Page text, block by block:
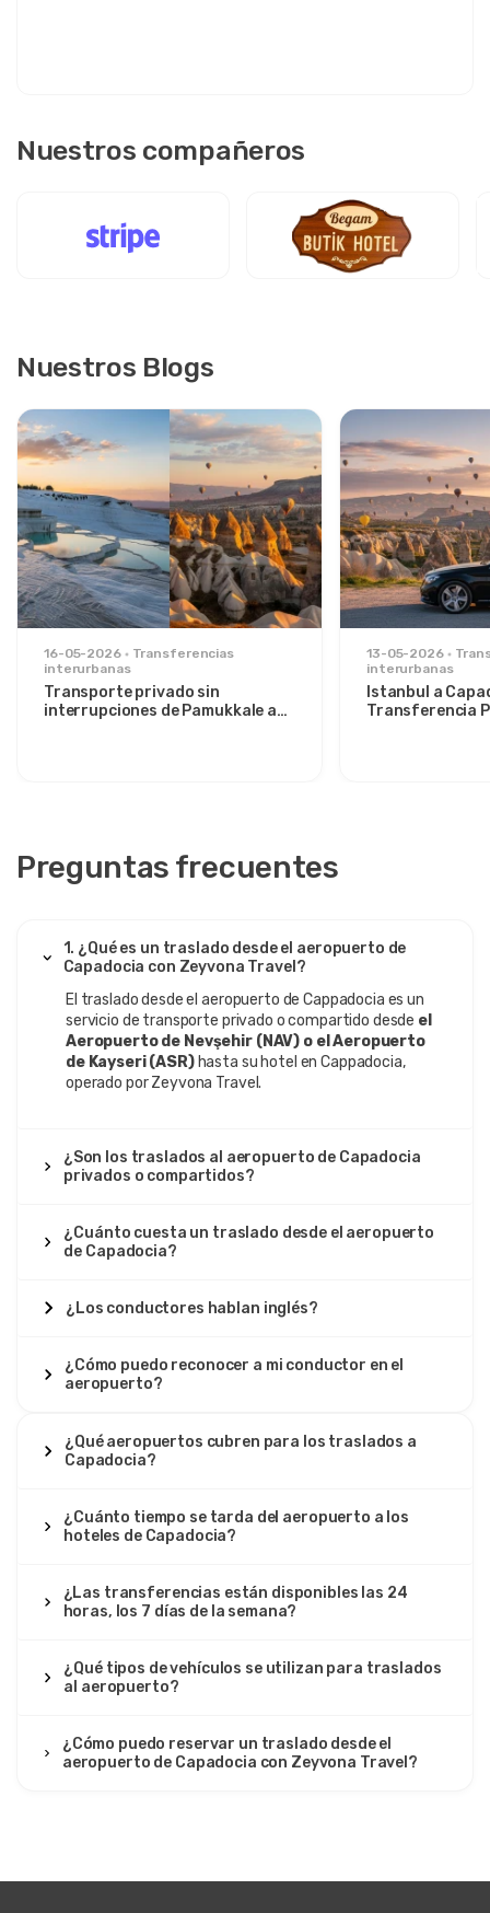
Nuestros compañeros
Nuestros Blogs
16-05-2026
Transferencias
interurbanas
Transporte privado sin
interrupciones de Pamukkale a
13-05-2026
interurbanas
Istanbul a
Transferencia
Preguntas frecuentes
1. ¿Qué es un traslado desde el aeropuerto de
Capadocia con Zeyvona Travel?
El traslado desde el aeropuerto de Cappadocia es un
servicio de transporte privado o compartido desde el
Aeropuerto de Nevşehir (NAV) o el Aeropuerto
de Kayseri (ASR)hasta su hotel en Cappadocia,
operado por Zeyvona Travel.
¿Son los traslados al aeropuerto de Capadocia
privados o compartidos?
¿Cuánto cuesta un traslado desde el aeropuerto
de Capadocia?
¿Los conductores hablan inglés?
¿Cómo puedo reconocer a mi conductor en el
aeropuerto?
¿Qué aeropuertos cubren para los traslados a
Capadocia?
¿Cuánto tiempo se tarda del aeropuerto a los
hoteles de Capadocia?
¿Las transferencias están disponibles las 24
horas, los 7 días de la semana?
¿Qué tipos de vehículos se utilizan para traslados
al aeropuerto?
¿Cómo puedo reservar un traslado desde el
aeropuerto de Capadocia con Zeyvona Travel?